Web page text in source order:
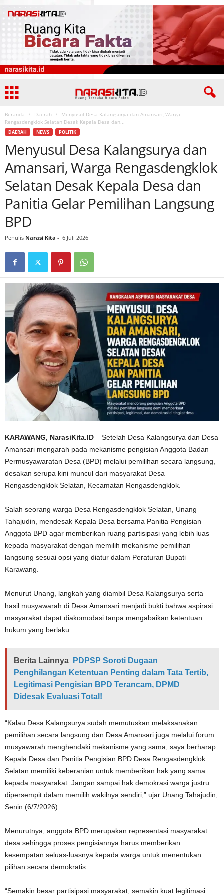
Beranda Daerah
Menyusul Desa Kalangsurya dan Amansari, Warga
Rengasdengklok Selatan Desak Kepala Desa dan...
DAERAH NEWS POLITIK
Menyusul Desa Kalangsurya dan
Amansari, Warga Rengasdengklok
Selatan Desak Kepala Desa dan
Panitia Gelar Pemilihan Langsung
BPD
Penulis Narasi Kita - 6 Juli 2026
KARAWANG, NarasiKita.ID – Setelah Desa Kalangsurya dan Desa
Amansari mengarah pada mekanisme pengisian Anggota Badan
Permusyawaratan Desa (BPD) melalui pemilihan secara langsung,
desakan serupa kini muncul dari masyarakat Desa
Rengasdengklok Selatan, Kecamatan Rengasdengklok.
Salah seorang warga Desa Rengasdengklok Selatan, Unang
Tahajudin, mendesak Kepala Desa bersama Panitia Pengisian
Anggota BPD agar memberikan ruang partisipasi yang lebih luas
kepada masyarakat dengan memilih mekanisme pemilihan
langsung sesuai opsi yang diatur dalam Peraturan Bupati
Karawang.
Menurut Unang, langkah yang diambil Desa Kalangsurya serta
hasil musyawarah di Desa Amansari menjadi bukti bahwa aspirasi
masyarakat dapat diakomodasi tanpa mengabaikan ketentuan
hukum yang berlaku.
Berita Lainnya
PDPSP Soroti Dugaan
Penghilangan Ketentuan Penting dalam Tata Tertib,
Legitimasi Pengisian BPD Terancam, DPMD
Didesak Evaluasi Total!
“Kalau Desa Kalangsurya sudah memutuskan melaksanakan
pemilihan secara langsung dan Desa Amansari juga melalui forum
musyawarah menghendaki mekanisme yang sama, saya berharap
Kepala Desa dan Panitia Pengisian BPD Desa Rengasdengklok
Selatan memiliki keberanian untuk memberikan hak yang sama
kepada masyarakat. Jangan sampai hak demokrasi warga justru
dipersempit dalam memilih wakilnya sendiri,” ujar Unang Tahajudin,
Senin (6/7/2026).
Menurutnya, anggota BPD merupakan representasi masyarakat
desa sehingga proses pengisiannya harus memberikan
kesempatan seluas-luasnya kepada warga untuk menentukan
pilihan secara demokratis.
“Semakin besar partisipasi masyarakat, semakin kuat legitimasi